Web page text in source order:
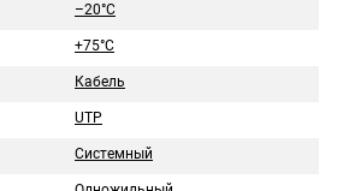
–20°C
+75°C
Кабель
UTP
Системный